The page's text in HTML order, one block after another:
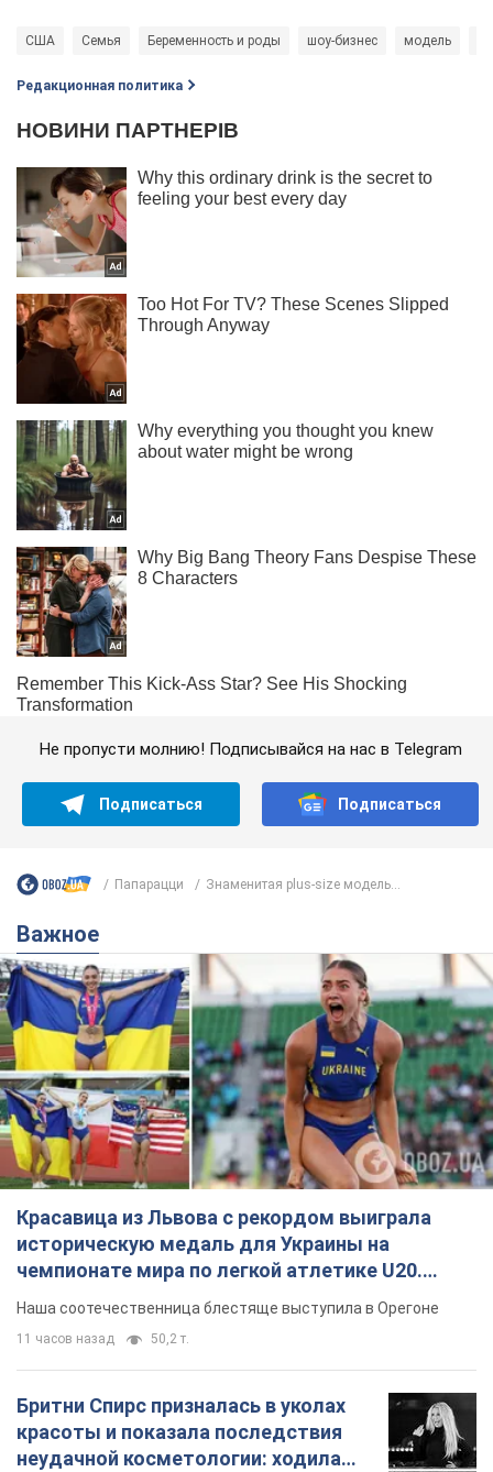
США Семья Беременность и роды шоу-бизнес модель
Редакционная политика
Не пропусти молнию! Подписывайся на нас в Telegram
Подписаться Подписаться
Папарацци Знаменитая plus-size модель...
Важное
Красавица из Львова с рекордом выиграла
историческую медаль для Украины на
чемпионате мира по легкой атлетике U20.
Видео
Наша соотечественница блестяще выступила в Орегоне
11 часов назад 50,2 т.
Бритни Спирс призналась в уколах
красоты и показала последствия
неудачной косметологии: ходила